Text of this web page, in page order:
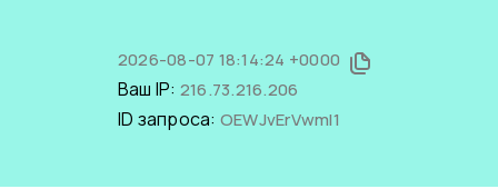
2026-08-07 18:14:24 +0000
Ваш IP: 216.73.216.206
ID запроса: OEWJvErVwmI1